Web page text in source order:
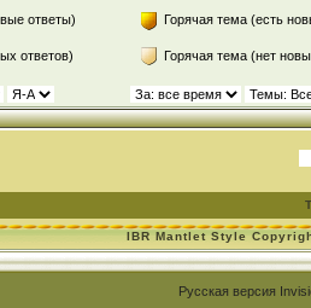
ответы)
ответов)
Горячая тема (есть
Горячая тема (нет
IBR Mantlet Style
Русская версия